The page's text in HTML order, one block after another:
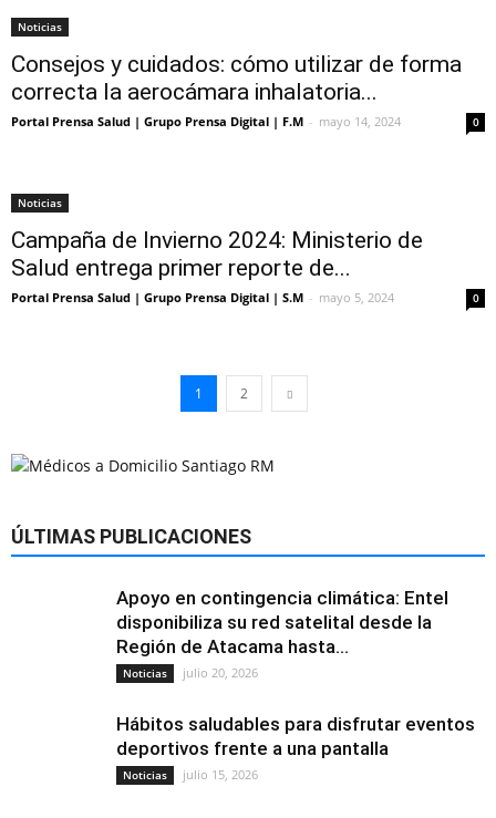
Noticias
Consejos y cuidados: cómo utilizar de forma
correcta la aerocámara inhalatoria...
Portal Prensa Salud | Grupo Prensa Digital | F.M - mayo 14, 2024 0
Noticias
Campaña de Invierno 2024: Ministerio de
Salud entrega primer reporte de...
Portal Prensa Salud | Grupo Prensa Digital | S.M - mayo 5, 2024 0
1 2
ÚLTIMAS PUBLICACIONES
Apoyo en contingencia climática: Entel
disponibiliza su red satelital desde la
Región de Atacama hasta...
Noticias julio 20, 2026
Hábitos saludables para disfrutar eventos
deportivos frente a una pantalla
Noticias julio 15, 2026